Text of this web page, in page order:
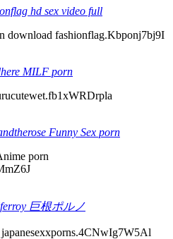
hd sex video full
download fashionflag.Kbponj7bj9I
MILF porn
Funny Sex porn
porn
巨根ポルノ